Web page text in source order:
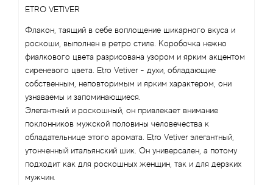
ETRO VETIVER
Флакон, таящий в себе воплощение шикарного вкуса и
роскоши, выполнен в ретро стиле. Коробочка нежно
фиалкового цвета разрисована узором и ярким акцентом
сиреневого цвета. Etro Vetiver - духи, обладающие
собственным, неповторимым и ярким характером, они
узнаваемы и запоминающиеся.
Элегантный и роскошный, он привлекает внимание
поклонников мужской половины человечества к
обладательнице этого аромата. Etro Vetiver элегантный,
утонченный итальянский шик. Он универсален, а потому
подходит как для роскошных женщин, так и для дерзких
мужчин.
Annayake
Anne Fontaine
Annick Goutal
Antonia's Flowers
Antonio Banderas
Antonio Puig